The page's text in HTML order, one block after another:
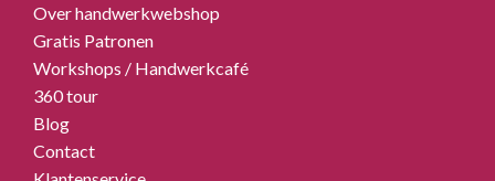
Over handwerkwebshop
Gratis Patronen
Workshops / Handwerkcafé
360 tour
Blog
Contact